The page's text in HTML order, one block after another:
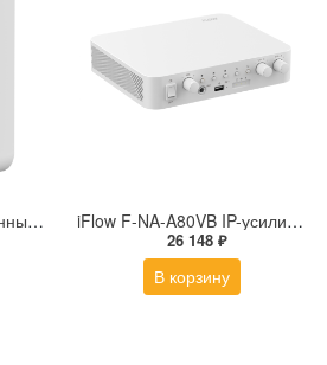
IFLOW F-AA-420V колонный громкоговоритель 20 Вт iFlow F-NA-A80VB IP-усилитель 80 Вт
26 148 ₽
В корзину